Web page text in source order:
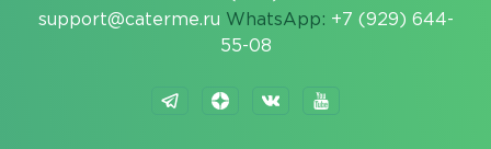
support@caterme.ru WhatsApp: +7 (929) 644-
55-08